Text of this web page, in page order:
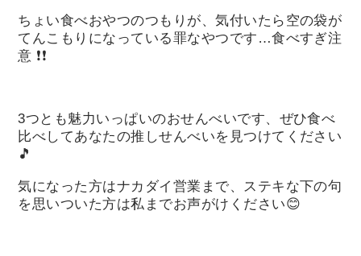
ちょい食べおやつのつもりが、気付いたら空の袋が
てんこもりになっている罪なやつです…食べすぎ注
意 ❗❗
3つとも魅力いっぱいのおせんべいです、ぜひ食べ
比べしてあなたの推しせんべいを見つけてください
🎵
気になった方はナカダイ営業まで、ステキな下の句
を思いついた方は私までお声がけください😊